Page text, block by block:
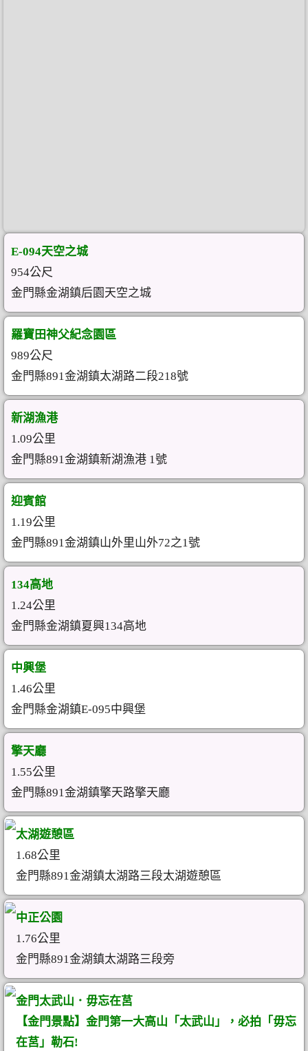
E-094天空之城
954公尺
金門縣金湖鎮后園天空之城
羅寶田神父紀念園區
989公尺
金門縣891金湖鎮太湖路二段218號
新湖漁港
1.09公里
金門縣891金湖鎮新湖漁港 1號
迎賓館
1.19公里
金門縣891金湖鎮山外里山外72之1號
134高地
1.24公里
金門縣金湖鎮夏興134高地
中興堡
1.46公里
金門縣金湖鎮E-095中興堡
擎天廳
1.55公里
金門縣891金湖鎮擎天路擎天廳
太湖遊憩區
1.68公里
金門縣891金湖鎮太湖路三段太湖遊憩區
中正公園
1.76公里
金門縣891金湖鎮太湖路三段旁
金門太武山．毋忘在莒
【金門景點】金門第一大高山「太武山」，必拍「毋忘
在莒」勒石!